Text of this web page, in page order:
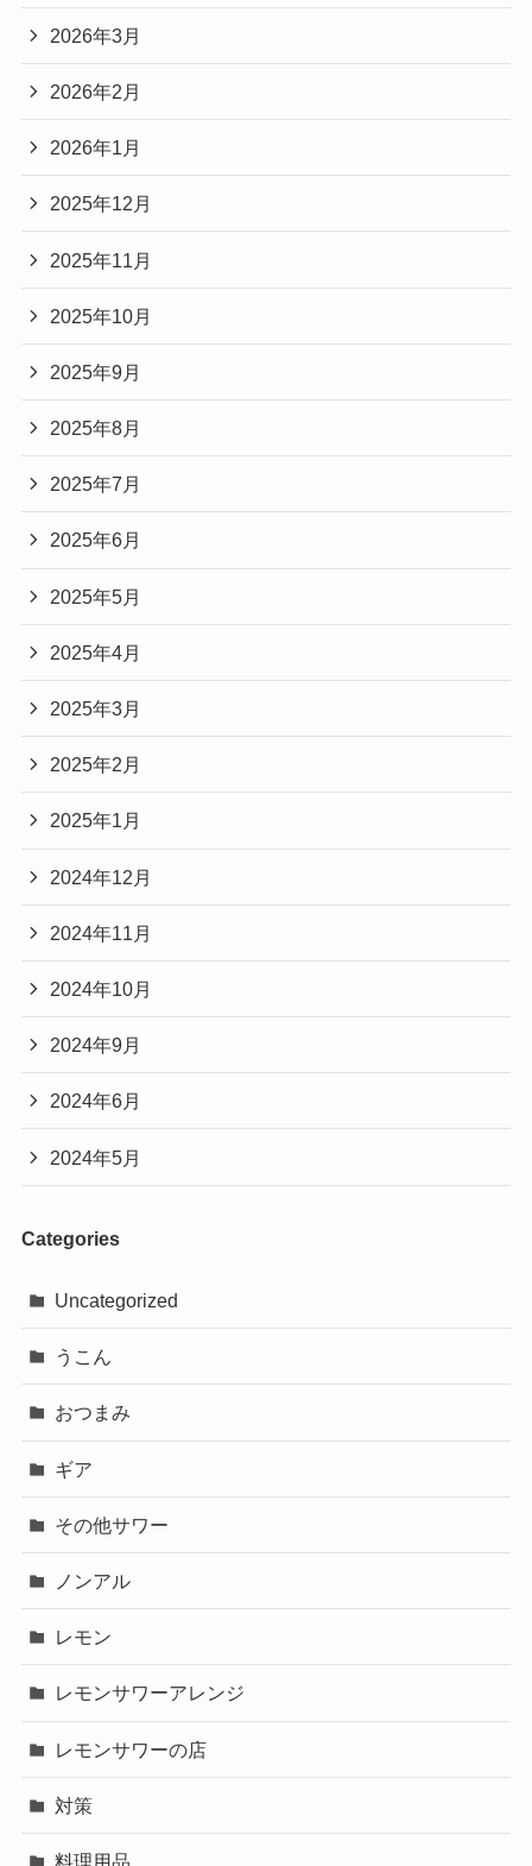
2026年3月
2026年2月
2026年1月
2025年12月
2025年11月
2025年10月
2025年9月
2025年8月
2025年7月
2025年6月
2025年5月
2025年4月
2025年3月
2025年2月
2025年1月
2024年12月
2024年11月
2024年10月
2024年9月
2024年6月
2024年5月
Categories
Uncategorized
うこん
おつまみ
ギア
その他サワー
ノンアル
レモン
レモンサワーアレンジ
レモンサワーの店
対策
料理用品